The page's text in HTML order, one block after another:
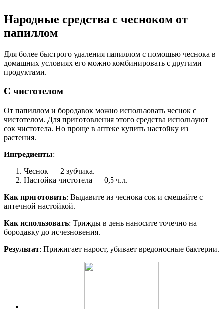
Народные средства с чесноком от
папиллом
Для более быстрого удаления папиллом с помощью чеснока в
домашних условиях его можно комбинировать с другими
продуктами.
С чистотелом
От папиллом и бородавок можно использовать чеснок с
чистотелом. Для приготовления этого средства используют
сок чистотела. Но проще в аптеке купить настойку из
растения.
Ингредиенты:
Чеснок — 2 зубчика.
Настойка чистотела — 0,5 ч.л.
Как приготовить: Выдавите из чеснока сок и смешайте с
аптечной настойкой.
Как использовать: Трижды в день наносите точечно на
бородавку до исчезновения.
Результат: Прижигает нарост, убивает вредоносные бактерии.